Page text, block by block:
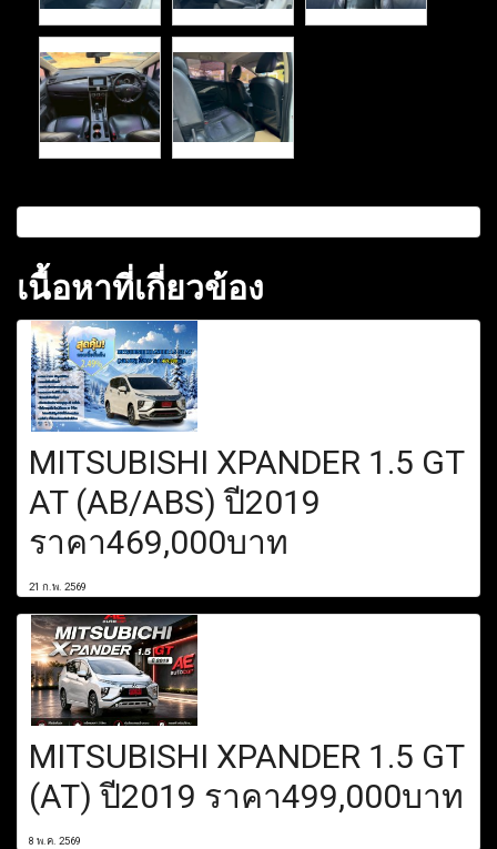
เนื้อหาที่เกี่ยวข้อง
MITSUBISHI XPANDER 1.5 GT
AT (AB/ABS) ปี2019
ราคา469,000บาท
21 ก.พ. 2569
MITSUBISHI XPANDER 1.5 GT
(AT) ปี2019 ราคา499,000บาท
8 พ.ค. 2569